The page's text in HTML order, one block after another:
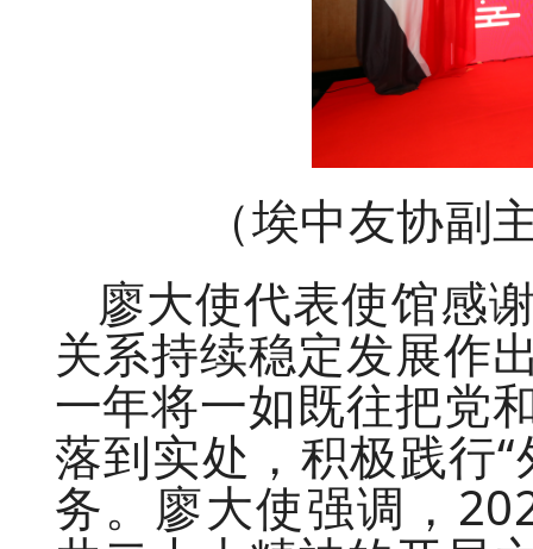
（埃中友协副
廖大使代表使馆感
关系持续稳定发展作
一年将一如既往把党
落到实处，积极践行
务。廖大使强调，